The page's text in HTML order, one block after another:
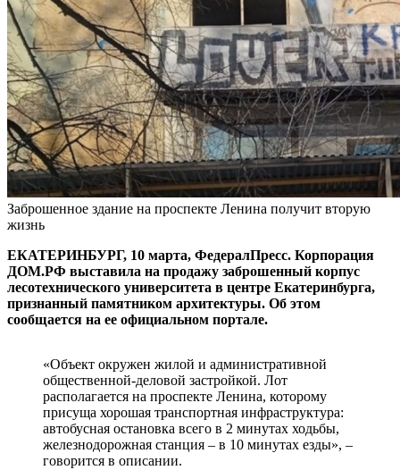
Заброшенное здание на проспекте Ленина получит вторую
жизнь
ЕКАТЕРИНБУРГ, 10 марта, ФедералПресс. Корпорация
ДОМ.РФ выставила на продажу заброшенный корпус
лесотехнического университета в центре Екатеринбурга,
признанный памятником архитектуры. Об этом
сообщается на ее официальном портале.
«Объект окружен жилой и административной
общественной-деловой застройкой. Лот
располагается на проспекте Ленина, которому
присуща хорошая транспортная инфраструктура:
автобусная остановка всего в 2 минутах ходьбы,
железнодорожная станция – в 10 минутах езды», –
говорится в описании.